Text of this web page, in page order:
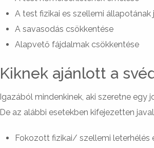
A test fizikai es szellemi állapotának
A savasodás csökkentése
Alapvető fájdalmak csökkentése
Kiknek ajánlott a
Igazából mindenkinek, aki szeretne
De az alábbi esetekben kifejezetten
Fokozott fizikai/ szellemi leterhélés